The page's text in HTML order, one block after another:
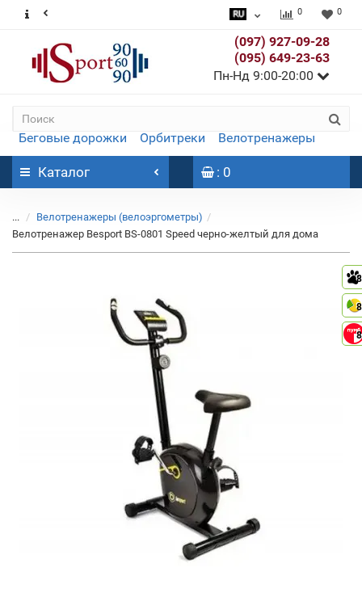
0 0
(097) 927-09-28
(095) 649-23-63
Пн-Нд 9:00-20:00
Беговые дорожки Орбитреки Велотренажеры
Каталог : 0
...
Велотренажеры (велоэргометры)
Велотренажер Besport BS-0801 Speed черно-желтый для дома
8
8
8